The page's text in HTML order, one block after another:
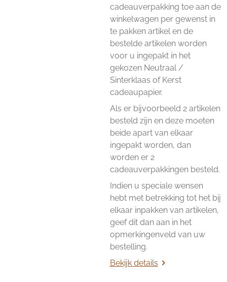
cadeauverpakking toe aan de
winkelwagen per gewenst in
te pakken artikel en de
bestelde artikelen worden
voor u ingepakt in het
gekozen Neutraal /
Sinterklaas of Kerst
cadeaupapier.
Als er bijvoorbeeld 2 artikelen
besteld zijn en deze moeten
beide apart van elkaar
ingepakt worden, dan
worden er 2
cadeauverpakkingen besteld.
Indien u speciale wensen
hebt met betrekking tot het bij
elkaar inpakken van artikelen,
geef dit dan aan in het
opmerkingenveld van uw
bestelling.
Bekijk details